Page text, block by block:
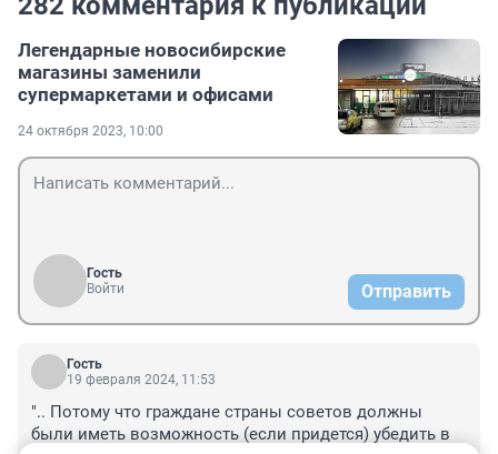
Легендарные новосибирские
магазины заменили
супермаркетами и офисами
24 октября 2023, 10:00
Гость
Войти
Отправить
Гость
19 февраля 2024, 11:53
".. Потому что граждане страны советов должны
были иметь возможность (если придется) убедить в